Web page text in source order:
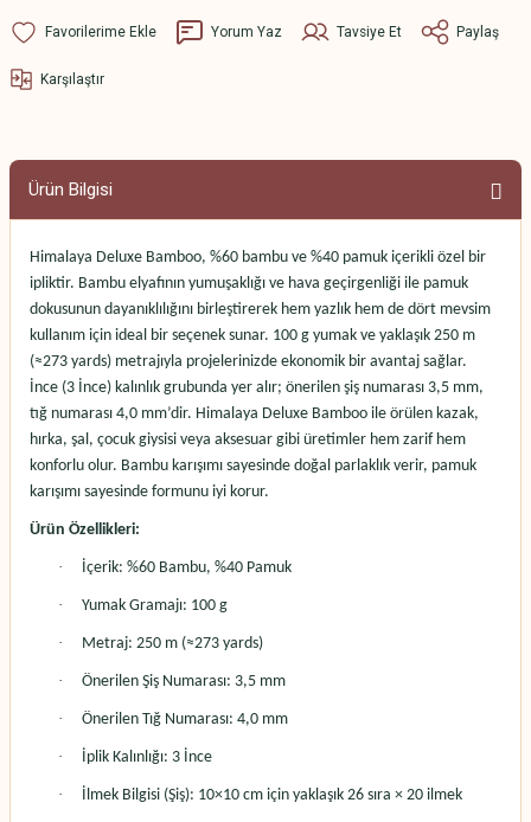
Yorum Yaz Tavsiye Et Paylaş
Karşılaştır
Ürün Bilgisi
Himalaya Deluxe Bamboo, %60 bambu ve %40 pamuk içerikli özel bir
ipliktir. Bambu elyafının yumuşaklığı ve hava geçirgenliği ile pamuk
dokusunun dayanıklılığını birleştirerek hem yazlık hem de dört mevsim
kullanım için ideal bir seçenek sunar. 100 g yumak ve yaklaşık 250 m
(≈273 yards) metrajıyla projelerinizde ekonomik bir avantaj sağlar.
İnce (3 İnce) kalınlık grubunda yer alır; önerilen şiş numarası 3,5 mm,
tığ numarası 4,0 mm’dir. Himalaya Deluxe Bamboo ile örülen kazak,
hırka, şal, çocuk giysisi veya aksesuar gibi üretimler hem zarif hem
konforlu olur. Bambu karışımı sayesinde doğal parlaklık verir, pamuk
karışımı sayesinde formunu iyi korur.
Ürün Özellikleri:
· İçerik: %60 Bambu, %40 Pamuk
· Yumak Gramajı: 100 g
· Metraj: 250 m (≈273 yards)
· Önerilen Şiş Numarası: 3,5 mm
· Önerilen Tığ Numarası: 4,0 mm
· İplik Kalınlığı: 3 İnce
· İlmek Bilgisi (Şiş): 10×10 cm için yaklaşık 26 sıra × 20 ilmek